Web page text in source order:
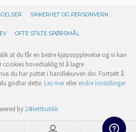
0
SIKKERHET OG PERSONVERN
OFTE STILTE SPØRSMÅL
at du får en bedre kjøpsopplevelse og vi kan
cookies hovedsaklig til å lagre
du har puttet i handlekurven din. Fortsett å
godtar dette. Les merellerendre innstillinger
by 24Nettbutikk